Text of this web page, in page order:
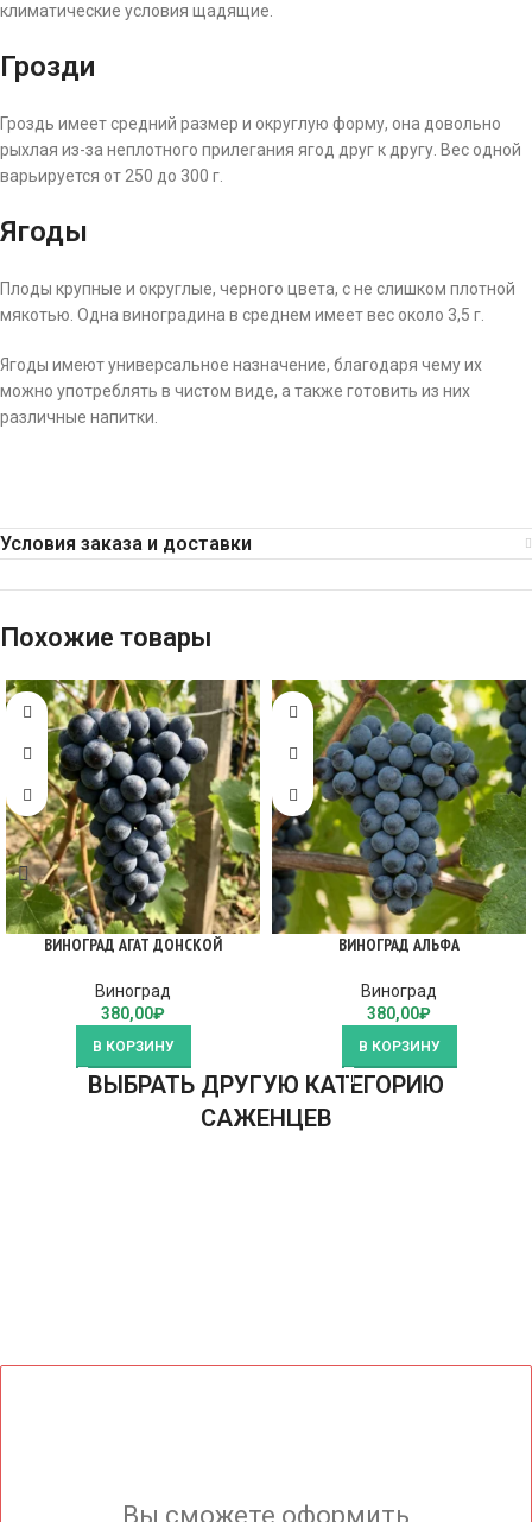
климатические условия щадящие.
Грозди
Гроздь имеет средний размер и округлую форму, она довольно
рыхлая из-за неплотного прилегания ягод друг к другу. Вес одной
варьируется от 250 до 300 г.
Ягоды
Плоды крупные и округлые, черного цвета, с не слишком плотной
мякотью. Одна виноградина в среднем имеет вес около 3,5 г.
Ягоды имеют универсальное назначение, благодаря чему их
можно употреблять в чистом виде, а также готовить из них
различные напитки.
Условия заказа и доставки
Похожие товары
ВИНОГРАД АГАТ ДОНСКОЙ
Виноград
380,00₽
В КОРЗИНУ
ВИНОГРАД АЛЬФА
Виноград
380,00₽
В КОРЗИНУ
ВЫБРАТЬ ДРУГУЮ КАТЕГОРИЮ
САЖЕНЦЕВ
Вы сможете оформить